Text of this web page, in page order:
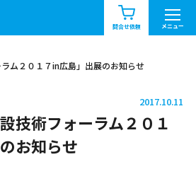
問合せ依頼 メニュー
お知らせ一覧
東北 関東
関西
ム２０１７in広島」出展のお知らせ
2017.10.11
技術フォーラム２０１
お知らせ